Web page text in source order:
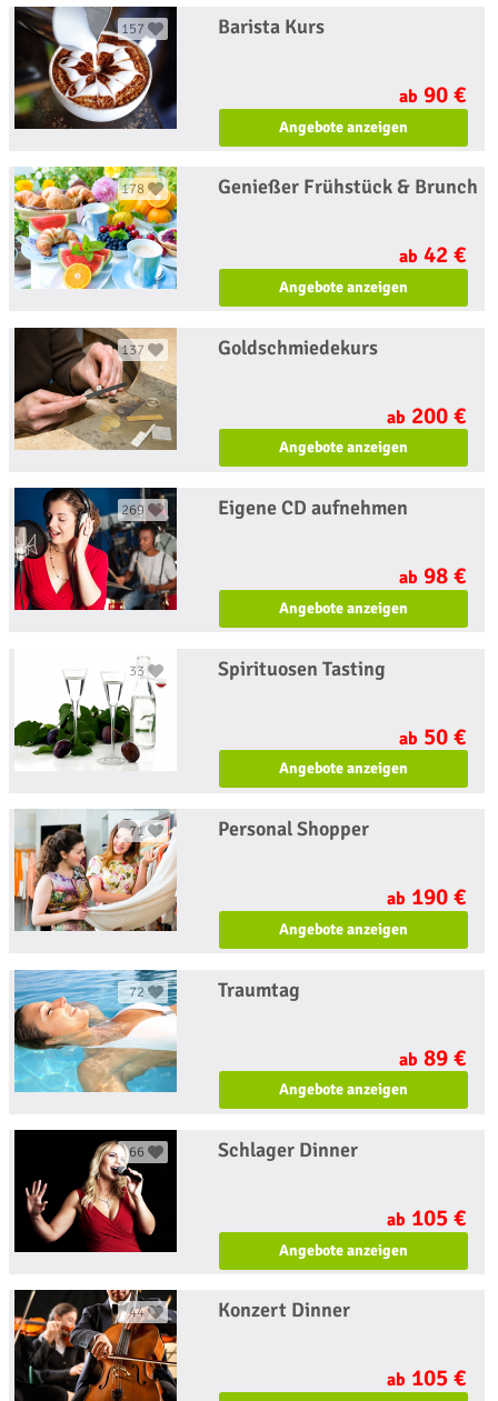
157 Barista Kurs
ab 90 €
Angebote anzeigen
178 Genießer Frühstück & Brunch
ab 42 €
Angebote anzeigen
137 Goldschmiedekurs
ab 200 €
Angebote anzeigen
269 Eigene CD aufnehmen
ab 98 €
Angebote anzeigen
33 Spirituosen Tasting
ab 50 €
Angebote anzeigen
71 Personal Shopper
ab 190 €
Angebote anzeigen
72 Traumtag
ab 89 €
Angebote anzeigen
66 Schlager Dinner
ab 105 €
Angebote anzeigen
44 Konzert Dinner
ab 105 €